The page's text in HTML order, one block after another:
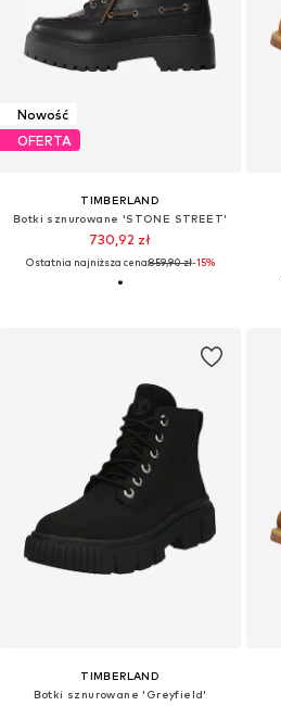
Nowość
OFERTA
TIMBERLAND
Botki sznurowane 'STONE STREET'
730,92 zł
Ostatnia najniższa cena:859,90 zł-15%
TIMBERLAND
Botki sznurowane 'Greyfield'